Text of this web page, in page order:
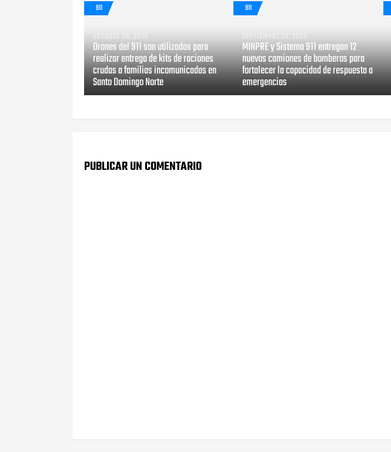
911
OCTUBRE 28, 2025
Drones del 911 son utilizados para
realizar entrega de kits de raciones
crudas a familias incomunicadas en
Santo Domingo Norte
911
SEPTIEMPRE 23, 2025
MINPRE y Sistema 911 entregan 12
nuevos camiones de bomberos para
fortalecer la capacidad de respuesta a
emergencias
PUBLICAR UN COMENTARIO